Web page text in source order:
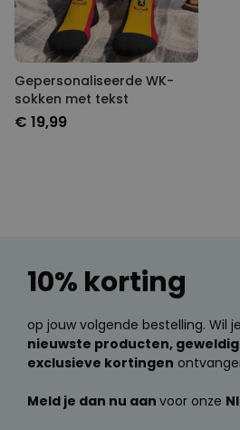
Gepersonaliseerde WK-
sokken met tekst
€ 19,99
10% korting
op jouw volgende bestelling. Wil
nieuwste producten,
exclusieve kortingen
Meld je dan nu aan voor onze